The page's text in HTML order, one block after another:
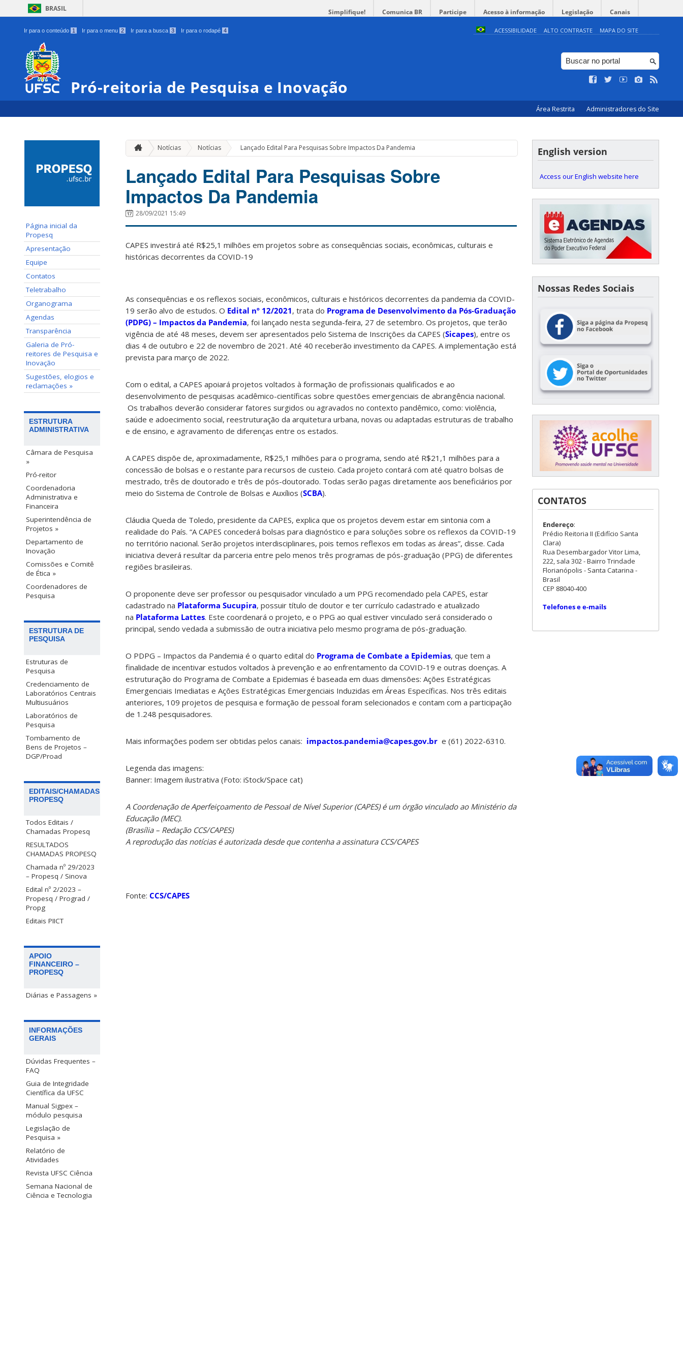
BRASIL Simplifique! Comunica BR Participe Acesso à informação Legislação Canais
Ir para o conteúdo 1 Ir para o menu 2 Ir para a busca 3 Ir para o rodapé 4 ACESSIBILIDADE ALTO CONTRASTE MAPA DO SITE
Pró-reitoria de Pesquisa e Inovação
Área Restrita Administradores do Site
Página inicial da
Propesq
Apresentação
Equipe
Contatos
Teletrabalho
Organograma
Agendas
Transparência
Galeria de Pró-
reitores de Pesquisa e
Inovação
Sugestões, elogios e
reclamações »
ESTRUTURA
ADMINISTRATIVA
Câmara de Pesquisa
»
Pró-reitor
Coordenadoria
Administrativa e
Financeira
Superintendência de
Projetos »
Departamento de
Inovação
Comissões e Comitê
de Ética »
Coordenadores de
Pesquisa
ESTRUTURA DE
PESQUISA
Estruturas de
Pesquisa
Credenciamento de
Laboratórios Centrais
Multiusuários
Laboratórios de
Pesquisa
Tombamento de
Bens de Projetos –
DGP/Proad
EDITAIS/CHAMADAS
PROPESQ
Todos Editais /
Chamadas Propesq
RESULTADOS
CHAMADAS PROPESQ
Chamada nº 29/2023
– Propesq / Sinova
Edital nº 2/2023 –
Propesq / Prograd /
Propg
Editais PIICT
APOIO
FINANCEIRO –
PROPESQ
Diárias e Passagens »
INFORMAÇÕES
GERAIS
Dúvidas Frequentes –
FAQ
Guia de Integridade
Científica da UFSC
Manual Sigpex –
módulo pesquisa
Legislação de
Pesquisa »
Relatório de
Atividades
Revista UFSC Ciência
Semana Nacional de
Ciência e Tecnologia
Notícias Notícias » Lançado Edital Para Pesquisas Sobre Impactos Da Pandemia
Lançado Edital Para Pesquisas Sobre
Impactos Da Pandemia
28/09/2021 15:49
CAPES investirá até R$25,1 milhões em projetos sobre as consequências sociais, econômicas, culturais e
históricas decorrentes da COVID-19
As consequências e os reflexos sociais, econômicos, culturais e históricos decorrentes da pandemia da COVID-
19 serão alvo de estudos. O Edital nº 12/2021, trata do Programa de Desenvolvimento da Pós-Graduação
(PDPG) – Impactos da Pandemia, foi lançado nesta segunda-feira, 27 de setembro. Os projetos, que terão
vigência de até 48 meses, devem ser apresentados pelo Sistema de Inscrições da CAPES (Sicapes), entre os
dias 4 de outubro e 22 de novembro de 2021. Até 40 receberão investimento da CAPES. A implementação está
prevista para março de 2022.
Com o edital, a CAPES apoiará projetos voltados à formação de profissionais qualificados e ao
desenvolvimento de pesquisas acadêmico-científicas sobre questões emergenciais de abrangência nacional.
Os trabalhos deverão considerar fatores surgidos ou agravados no contexto pandêmico, como: violência,
saúde e adoecimento social, reestruturação da arquitetura urbana, novas ou adaptadas estruturas de trabalho
e de ensino, e agravamento de diferenças entre os estados.
A CAPES dispõe de, aproximadamente, R$25,1 milhões para o programa, sendo até R$21,1 milhões para a
concessão de bolsas e o restante para recursos de custeio. Cada projeto contará com até quatro bolsas de
mestrado, três de doutorado e três de pós-doutorado. Todas serão pagas diretamente aos beneficiários por
meio do Sistema de Controle de Bolsas e Auxílios (SCBA).
Cláudia Queda de Toledo, presidente da CAPES, explica que os projetos devem estar em sintonia com a
realidade do País. “A CAPES concederá bolsas para diagnóstico e para soluções sobre os reflexos da COVID-19
no território nacional. Serão projetos interdisciplinares, pois temos reflexos em todas as áreas”, disse. Cada
iniciativa deverá resultar da parceria entre pelo menos três programas de pós-graduação (PPG) de diferentes
regiões brasileiras.
O proponente deve ser professor ou pesquisador vinculado a um PPG recomendado pela CAPES, estar
cadastrado na Plataforma Sucupira, possuir título de doutor e ter currículo cadastrado e atualizado
na Plataforma Lattes. Este coordenará o projeto, e o PPG ao qual estiver vinculado será considerado o
principal, sendo vedada a submissão de outra iniciativa pelo mesmo programa de pós-graduação.
O PDPG – Impactos da Pandemia é o quarto edital do Programa de Combate a Epidemias, que tem a
finalidade de incentivar estudos voltados à prevenção e ao enfrentamento da COVID-19 e outras doenças. A
estruturação do Programa de Combate a Epidemias é baseada em duas dimensões: Ações Estratégicas
Emergenciais Imediatas e Ações Estratégicas Emergenciais Induzidas em Áreas Específicas. Nos três editais
anteriores, 109 projetos de pesquisa e formação de pessoal foram selecionados e contam com a participação
de 1.248 pesquisadores.
Mais informações podem ser obtidas pelos canais: impactos.pandemia@capes.gov.br e (61) 2022-6310.
Legenda das imagens:
Banner: Imagem ilustrativa (Foto: iStock/Space cat)
A Coordenação de Aperfeiçoamento de Pessoal de Nível Superior (CAPES) é um órgão vinculado ao Ministério da
Educação (MEC).
(Brasília – Redação CCS/CAPES)
A reprodução das notícias é autorizada desde que contenha a assinatura CCS/CAPES
Fonte: CCS/CAPES
English version
Access our English website here
Nossas Redes Sociais
CONTATOS
Endereço:
Prédio Reitoria II (Edifício Santa
Clara)
Rua Desembargador Vitor Lima,
222, sala 302 - Bairro Trindade
Florianópolis - Santa Catarina -
Brasil
CEP 88040-400
Telefones e e-mails